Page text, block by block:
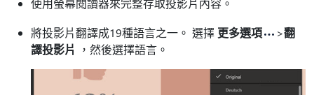
使用螢幕閱讀器來完整存取投影片內容。
將投影片翻譯成19種語言之一。 選擇 更多選項 >翻
譯投影片
，然後選擇語言。